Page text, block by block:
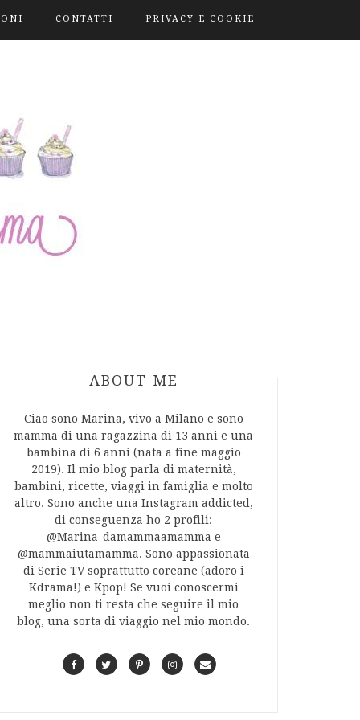
CONTATTI PRIVACY E COOKIE
ABOUT AUTHOR
ABOUT ME
Ciao sono Marina, vivo a Milano e sono
mamma di una ragazzina di 13 anni e una
bambina di 6 anni (nata a fine maggio
2019). Il mio blog parla di maternità,
bambini, ricette, viaggi in famiglia e molto
altro. Sono anche una Instagram addicted,
di conseguenza ho 2 profili:
@Marina_damammaamamma e
@mammaiutamamma. Sono appassionata
di Serie TV soprattutto coreane (adoro i
Kdrama!) e Kpop! Se vuoi conoscermi
meglio non ti resta che seguire il mio
blog, una sorta di viaggio nel mio mondo.
F
T
P
I
C